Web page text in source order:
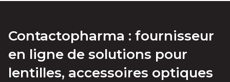
Contactopharma : fournisseur
en ligne de solutions pour
lentilles, accessoires optiques